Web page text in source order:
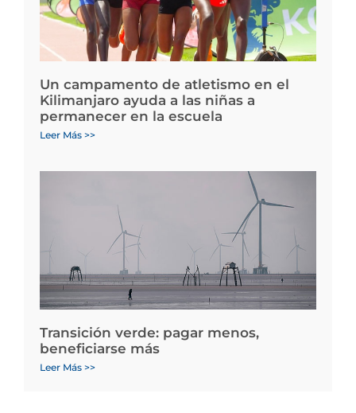
Un campamento de atletismo en el
Kilimanjaro ayuda a las niñas a
permanecer en la escuela
Leer Más >>
Transición verde: pagar menos,
beneficiarse más
Leer Más >>